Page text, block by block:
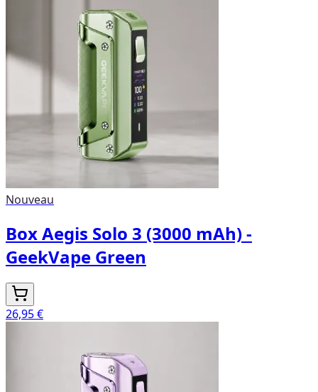
Nouveau
Box Aegis Solo 3 (3000 mAh) -
GeekVape Green
26,95 €